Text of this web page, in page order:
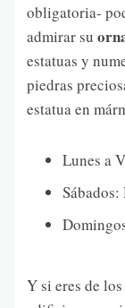
obligatoria-
admirar su
estatuas y
piedras
estatua en
Lunes a
Y si eres de